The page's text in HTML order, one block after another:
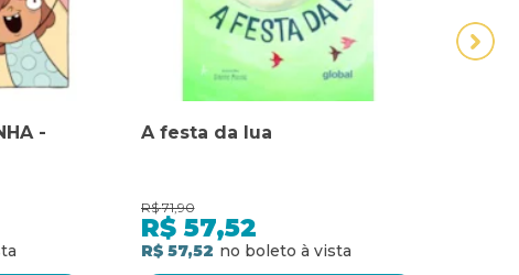
-
A festa da lua
R$ 71,90
R$ 57,52
R$ 57,52